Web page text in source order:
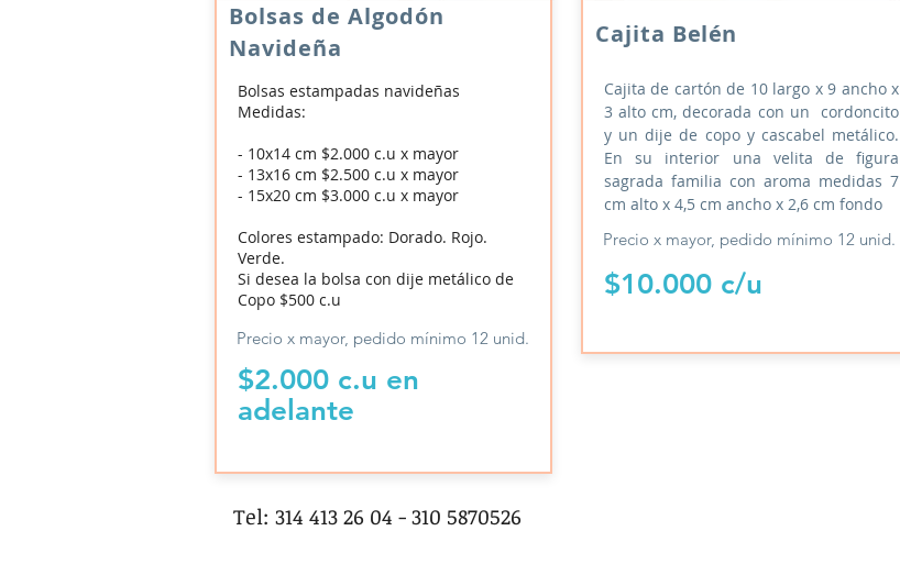
Bolsas de Algodón
Navideña
Bolsas estampadas navideñas
Medidas:
- 10x14 cm $2.000 c.u x mayor
- 13x16 cm $2.500 c.u x mayor
- 15x20 cm $3.000 c.u x mayor
Colores estampado: Dorado. Rojo.
Verde.
Si desea la bolsa con dije metálico de
Copo $500 c.u
Precio x mayor, pedido mínimo 12 unid.
$2.000 c.u en
adelante
Cajita Belén
Cajita de cartón de 10 largo x 9 ancho x
3 alto cm, decorada con un cordoncito
y un dije de copo y cascabel metálico.
En su interior una velita de figura
sagrada familia con aroma medidas 7
cm alto x 4,5 cm ancho x 2,6 cm fondo
Precio x mayor, pedido mínimo 12 unid.
$10.000 c/u
Tel: 314 413 26 04 - 310 5870526